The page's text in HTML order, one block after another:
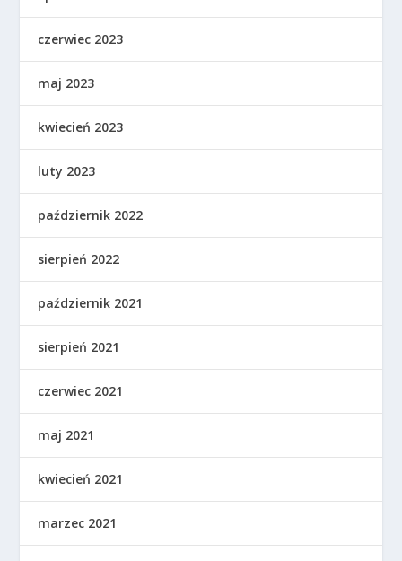
czerwiec 2023
maj 2023
kwiecień 2023
luty 2023
październik 2022
sierpień 2022
październik 2021
sierpień 2021
czerwiec 2021
maj 2021
kwiecień 2021
marzec 2021